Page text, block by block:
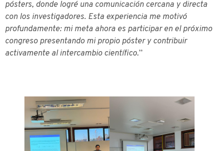
pósters, donde logré una comunicación cercana y directa
con los investigadores. Esta experiencia me motivó
profundamente: mi meta ahora es participar en el próximo
congreso presentando mi propio póster y contribuir
activamente al intercambio científico.”